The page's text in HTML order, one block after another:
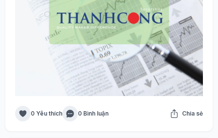
0 Yêu thích 0 Bình luận Chia sẻ